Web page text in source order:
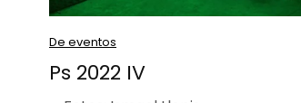
De eventos
Ps 2022 IV